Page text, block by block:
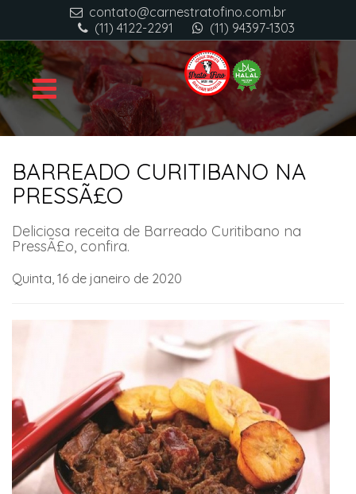
contato@carnestratofino.com.br
(11) 4122-2291
(11) 94397-1303
BARREADO CURITIBANO NA
PRESSÃ£O
Deliciosa receita de Barreado Curitibano na
PressÃ£o, confira.
Quinta, 16 de janeiro de 2020